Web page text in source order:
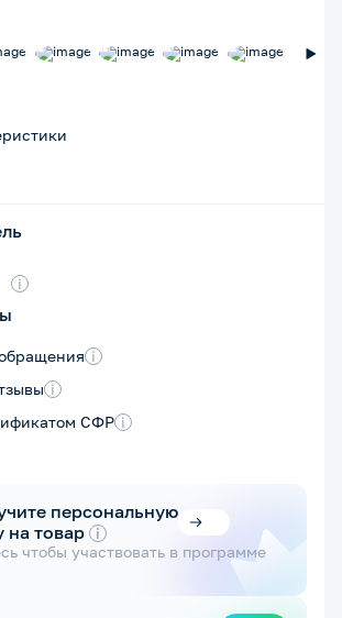
i
i
i
СФР i
персональную
на товар i
чтобы участвовать в программе